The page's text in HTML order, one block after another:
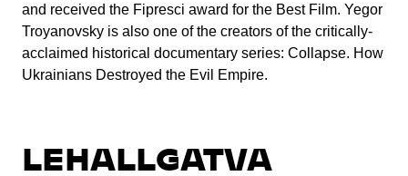
and received the Fipresci award for the Best Film. Yegor
Troyanovsky is also one of the creators of the critically-
acclaimed historical documentary series: Collapse. How
Ukrainians Destroyed the Evil Empire.
LEHALLGATVA